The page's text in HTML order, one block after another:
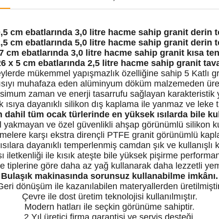
cm ebatlarında 3,0 litre hacme sahip granit derin
cm ebatlarında 5,0 litre hacme sahip granit derin
cm ebatlarında 3,0 litre hacme sahip granit kısa
x 5 cm ebatlarında 2,5 litre hacme sahip granit
mükemmel yapışmazlık özelliğine sahip 5 Katlı
muhafaza eden alüminyum döküm malzemeden
zaman ve enerji tasarrufu sağlayan karakteristik
ısıya dayanıklı silikon dış kaplama ile yanmaz ve leke
dahil tüm ocak türlerinde en yüksek ısılarda bile
yakmayan ve özel güvenlikli ahşap görünümlü silikon
karşı ekstra dirençli PTFE granit görünümlü
dayanıklı temperlenmiş camdan şık ve kullanışlı
iletkenliği ile kısık ateşte bile yüksek pişirme
tiplerine göre daha az yağ kullanarak daha lezzetli
Bulaşık makinasında sorunsuz kullanabilme imkânı.
dönüşüm ile kazanılabilen materyallerden
Çevre ile dost üretim teknolojisi kullanılmıştır.
Modern hatları ile seçkin görünüme sahiptir.
2 Yıl üretici firma garantisi ve servis desteği.